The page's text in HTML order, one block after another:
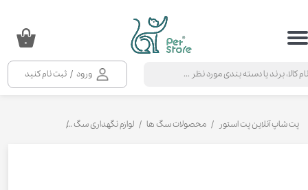
ورود / ثبت نام کنید
حساب کاربری من
خروج از حساب کاربری
۰
پت شاپ آنلاین پت استور محصولات سگ ها لوازم نگهداری سگ